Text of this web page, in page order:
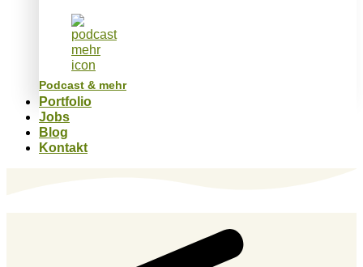
Podcast & mehr
Portfolio
Jobs
Blog
Kontakt